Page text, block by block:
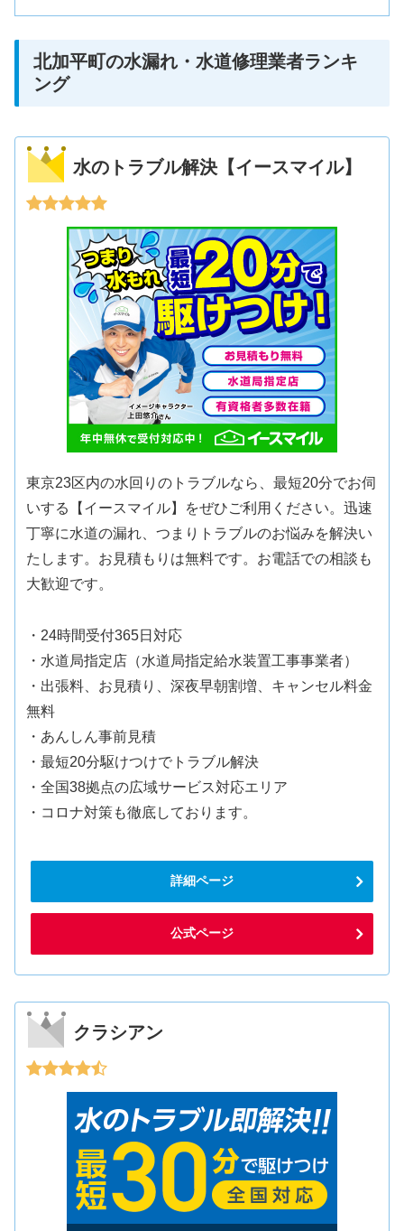
北加平町の水漏れ・水道修理業者ランキ
ング
水のトラブル解決【イースマイル】
東京23区内の水回りのトラブルなら、最短20分でお伺
いする【イースマイル】をぜひご利用ください。迅速
丁寧に水道の漏れ、つまりトラブルのお悩みを解決い
たします。お見積もりは無料です。お電話での相談も
大歓迎です。
・24時間受付365日対応
・水道局指定店（水道局指定給水装置工事事業者）
・出張料、お見積り、深夜早朝割増、キャンセル料金
無料
・あんしん事前見積
・最短20分駆けつけでトラブル解決
・全国38拠点の広域サービス対応エリア
・コロナ対策も徹底しております。
詳細ページ
公式ページ
クラシアン